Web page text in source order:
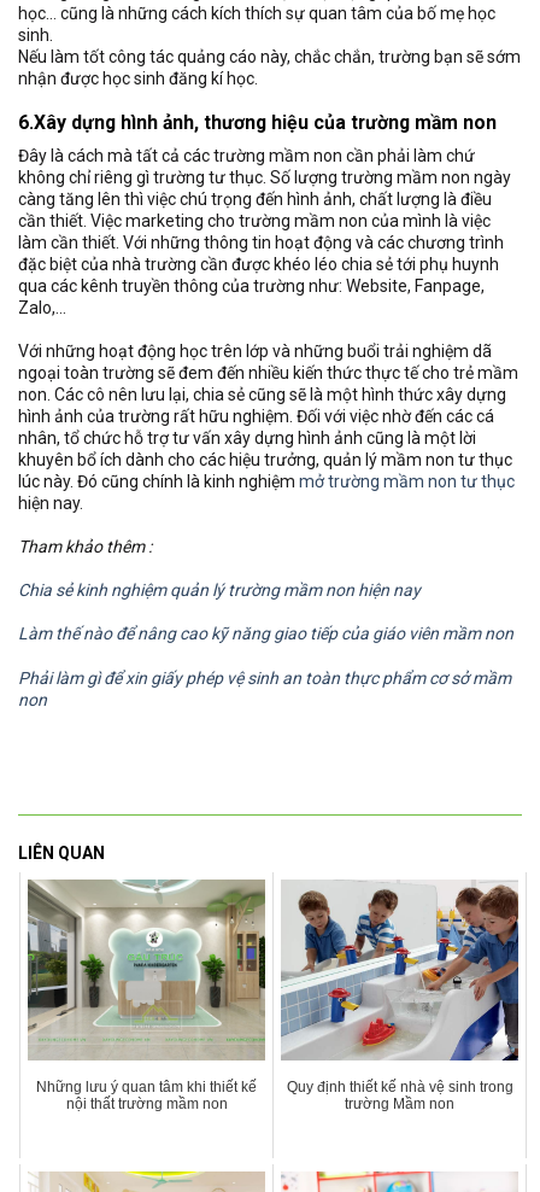
học… cũng là những cách kích thích sự quan tâm của bố mẹ học
sinh.
Nếu làm tốt công tác quảng cáo này, chắc chắn, trường bạn sẽ sớm
nhận được học sinh đăng kí học.
6.Xây dựng hình ảnh, thương hiệu của trường mầm non
Đây là cách mà tất cả các trường mầm non cần phải làm chứ
không chỉ riêng gì trường tư thục. Số lượng trường mầm non ngày
càng tăng lên thì việc chú trọng đến hình ảnh, chất lượng là điều
cần thiết. Việc marketing cho trường mầm non của mình là việc
làm cần thiết. Với những thông tin hoạt động và các chương trình
đặc biệt của nhà trường cần được khéo léo chia sẻ tới phụ huynh
qua các kênh truyền thông của trường như: Website, Fanpage,
Zalo,…
Với những hoạt động học trên lớp và những buổi trải nghiệm dã
ngoại toàn trường sẽ đem đến nhiều kiến thức thực tế cho trẻ mầm
non. Các cô nên lưu lại, chia sẻ cũng sẽ là một hình thức xây dựng
hình ảnh của trường rất hữu nghiệm. Đối với việc nhờ đến các cá
nhân, tổ chức hỗ trợ tư vấn xây dựng hình ảnh cũng là một lời
khuyên bổ ích dành cho các hiệu trưởng, quản lý mầm non tư thục
lúc này. Đó cũng chính là kinh nghiệm mở trường mầm non tư thục
hiện nay.
Tham khảo thêm :
Chia sẻ kinh nghiệm quản lý trường mầm non hiện nay
Làm thế nào để nâng cao kỹ năng giao tiếp của giáo viên mầm non
Phải làm gì để xin giấy phép vệ sinh an toàn thực phẩm cơ sở mầm
non
LIÊN QUAN
Những lưu ý quan tâm khi thiết kế
nội thất trường mầm non
Quy định thiết kế nhà vệ sinh trong
trường Mầm non